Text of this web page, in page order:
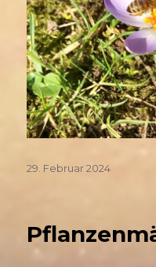
Veröffentlicht
29. Februar 2024